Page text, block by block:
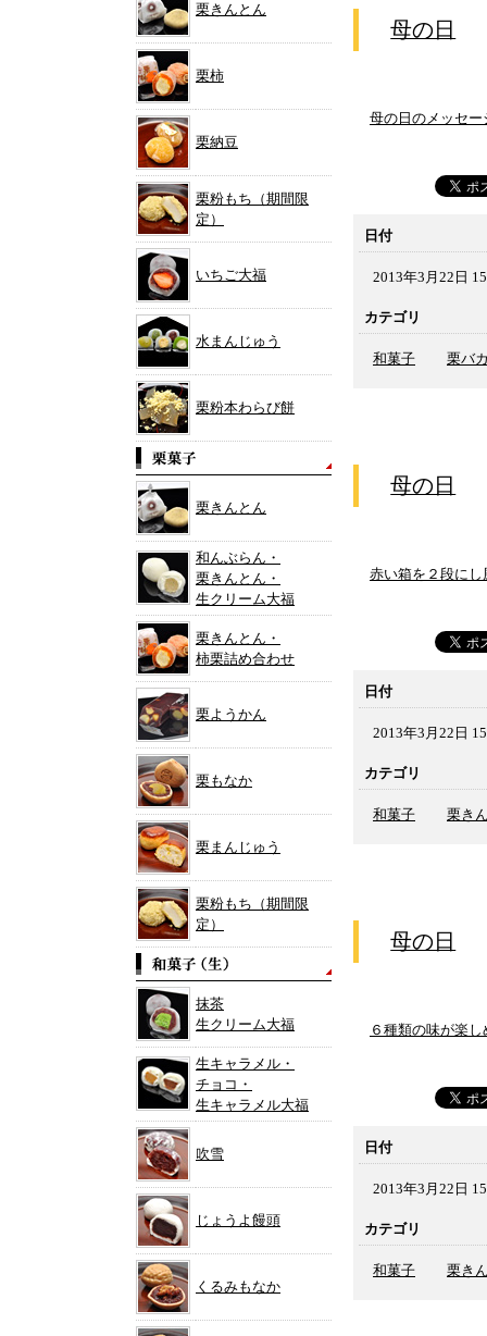
栗きんとん
栗柿
栗納豆
栗粉もち（期間限
定）
いちご大福
水まんじゅう
栗粉本わらび餅
栗きんとん
和んぶらん・
栗きんとん・
生クリーム大福
栗きんとん・
柿栗詰め合わせ
栗ようかん
栗もなか
栗まんじゅう
栗粉もち（期間限
定）
抹茶
生クリーム大福
生キャラメル・
チョコ・
生キャラメル大福
吹雪
じょうよ饅頭
くるみもなか
母の日
母の日のメッセ
日付
2013年3月22日
カテゴリ
和菓子 栗バ
母の日
赤い箱を２段に
日付
2013年3月22日
カテゴリ
和菓子 栗き
母の日
６種類の味が楽
日付
2013年3月22日
カテゴリ
和菓子 栗き